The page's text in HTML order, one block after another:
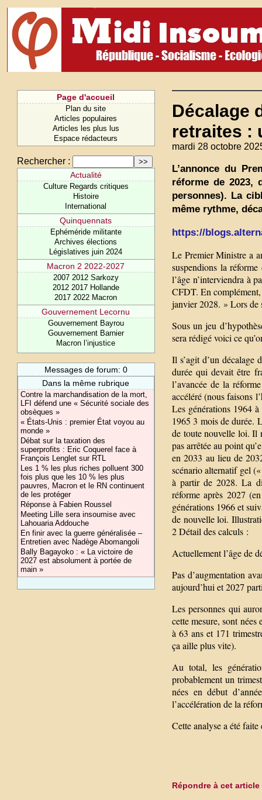
Page d'accueil
Plan du site
Articles populaires
Articles les plus lus
Espace rédacteurs
Rechercher :
Actualité
Culture Regards critiques
Histoire
International
Quinquennats
Ephéméride militante
Archives élections
Législatives juin 2024
Macron 2 2022-2027
2007 2012 Sarkozy
2012 2017 Hollande
2017 2022 Macron
Gouvernement Lecornu
Gouvernement Bayrou
Gouvernement Barnier
Macron l’injustice
Messages de forum: 0
Dans la même rubrique
Contre la marchandisation de la mort,
LFI défend une « Sécurité sociale des
obsèques »
« États-Unis : premier État voyou au
monde »
Débat sur la taxation des
superprofits : Eric Coquerel face à
François Lenglet sur RTL
Les 1 % les plus riches polluent 300
fois plus que les 10 % les plus
pauvres, Macron et le RN continuent
de les protéger
Réponse à Fabien Roussel
Meeting Lille sera insoumise avec
Lahouaria Addouche
En finir avec la guerre généralisée –
Entretien avec Nadège Abomangoli
Bally Bagayoko : « La victoire de
2027 est absolument à portée de
main »
Décalage
retraites :
mardi 28 octobre
L’annonce du
réforme de 2023,
personnes). La
même rythme,
https://
Le Premier Ministre a
suspendions la
l’âge n’interviendra à
CFDT. En complément,
janvier 2028. » Lors de
Sous un jeu
sera rédigé voici ce
Il s’agit d’un
durée qui devait être
l’avancée de la
accéléré (nous faisons
Les générations 1964
1965 3 mois de durée.
de toute nouvelle loi. Il
pas arrêtée au point
en 2033 au lieu de
scénario alternatif gel
à partir de 2028. La
réforme après 2027
générations 1966 et
de nouvelle loi.
2 Détail des calculs :
Actuellement l’âge de
Pas d’augmentation
aujourd’hui et 2027
Les personnes qui
cette mesure, sont
à 63 ans et 171
ça aille plus vite).
Au total, les
probablement un
nées en début
l’accélération de la
Cette analyse a été
Répondre à cet article